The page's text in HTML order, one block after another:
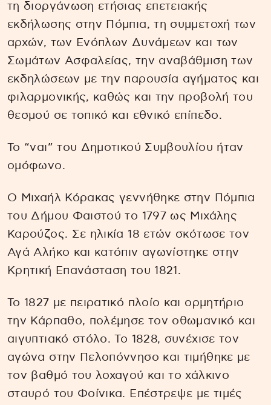
τη διοργάνωση ετήσιας επετειακής
εκδήλωσης στην Πόμπια, τη συμμετοχή των
αρχών, των Ενόπλων Δυνάμεων και των
Σωμάτων Ασφαλείας, την αναβάθμιση των
εκδηλώσεων με την παρουσία αγήματος και
φιλαρμονικής, καθώς και την προβολή του
θεσμού σε τοπικό και εθνικό επίπεδο.
Το “ναι” του Δημοτικού Συμβουλίου ήταν
ομόφωνο.
Ο Μιχαήλ Κόρακας γεννήθηκε στην Πόμπια
του Δήμου Φαιστού το 1797 ως Μιχάλης
Καρούζος. Σε ηλικία 18 ετών σκότωσε τον
Αγά Αλήκο και κατόπιν αγωνίστηκε στην
Κρητική Επανάσταση του 1821.
Το 1827 με πειρατικό πλοίο και ορμητήριο
την Κάρπαθο, πολέμησε τον οθωμανικό και
αιγυπτιακό στόλο. Το 1828, συνέχισε τον
αγώνα στην Πελοπόννησο και τιμήθηκε με
τον βαθμό του λοχαγού και το χάλκινο
σταυρό του Φοίνικα. Επέστρεψε με τιμές